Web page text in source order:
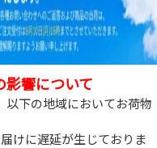
響について
以下の地域においてお荷物
けに遅延が生じておりま